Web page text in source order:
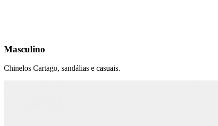
Masculino
Chinelos Cartago, sandálias e casuais.